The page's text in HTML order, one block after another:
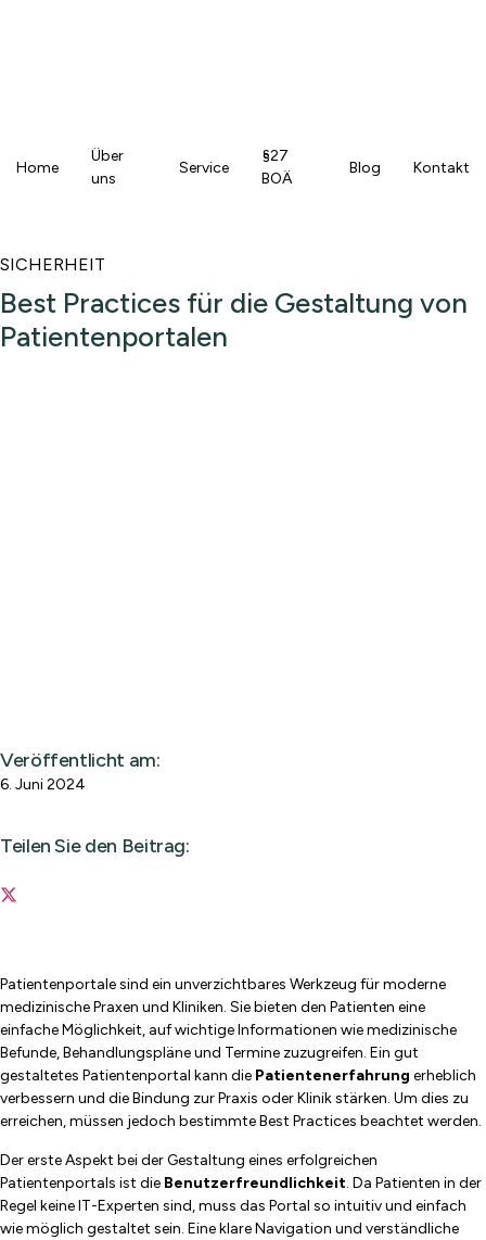
Home
Über
uns
Service
§27
BOÄ
Blog Kontakt
SICHERHEIT
Best Practices für die Gestaltung von
Patientenportalen
Veröffentlicht am:
6. Juni 2024
Teilen Sie den Beitrag:
Patientenportale sind ein unverzichtbares Werkzeug für moderne
medizinische Praxen und Kliniken. Sie bieten den Patienten eine
einfache Möglichkeit, auf wichtige Informationen wie medizinische
Befunde, Behandlungspläne und Termine zuzugreifen. Ein gut
gestaltetes Patientenportal kann die Patientenerfahrung erheblich
verbessern und die Bindung zur Praxis oder Klinik stärken. Um dies zu
erreichen, müssen jedoch bestimmte Best Practices beachtet werden.
Der erste Aspekt bei der Gestaltung eines erfolgreichen
Patientenportals ist die Benutzerfreundlichkeit. Da Patienten in der
Regel keine IT-Experten sind, muss das Portal so intuitiv und einfach
wie möglich gestaltet sein. Eine klare Navigation und verständliche